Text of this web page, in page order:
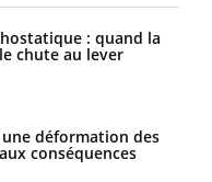
: quand la
chute au lever
déformation des
conséquences